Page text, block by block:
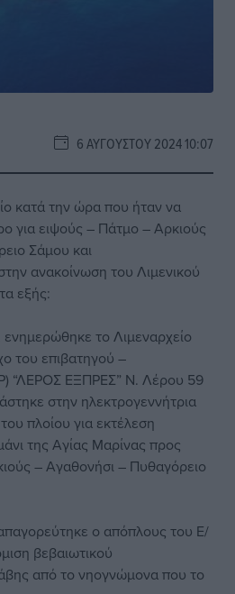
6 ΑΥΓΟΎΣΤΟΥ 2024 10:07
κατά την ώρα που ήταν να
για ειψούς – Πάτμο – Αρκιούς
Σάμου και
ανακοίνωση του Λιμενικού
εξής:
το Λιμεναρχείο
του επιβατηγού –
“ΛΕΡΟΣ ΕΞΠΡΕΣ” Ν. Λέρου 59
στην ηλεκτρογεννήτρια
πλοίου για εκτέλεση
της Αγίας Μαρίνας προς
– Αγαθονήσι – Πυθαγόρειο
ο απόπλους του Ε/
βεβαιωτικού
από το νηογνώμονα που το